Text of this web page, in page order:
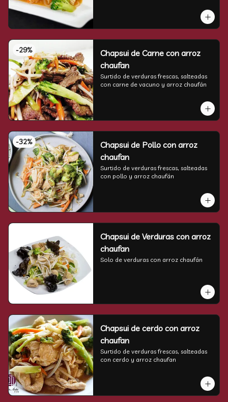
-29%
Chapsui de Carne con arroz
chaufan
Surtido de verduras frescas, salteadas
con carne de vacuno y arroz chaufán
-32%
Chapsui de Pollo con arroz
chaufan
Surtido de verduras frescas, salteadas
con pollo y arroz chaufán
Chapsui de Verduras con arroz
chaufan
Solo de verduras con arroz chaufán
Chapsui de cerdo con arroz
chaufan
Surtido de verduras frescas, salteadas
con cerdo y arroz chaufan